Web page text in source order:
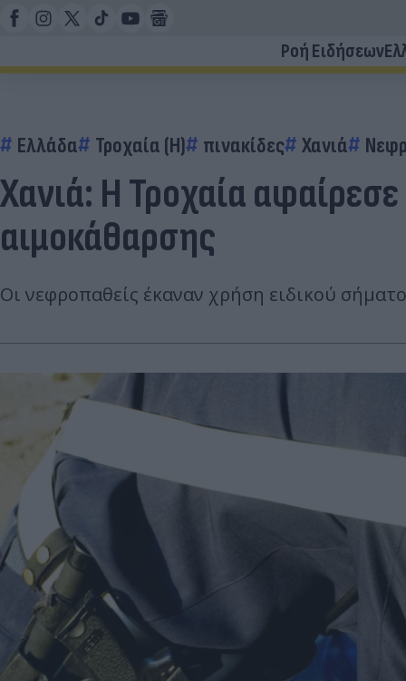
Ροή Ειδήσεων
Ελλάδα Τροχαία (Η) πινακίδες Χανιά
Χανιά: Η Τροχαία
αιμοκάθαρσης
Οι νεφροπαθείς έκαναν χρήση ειδικού